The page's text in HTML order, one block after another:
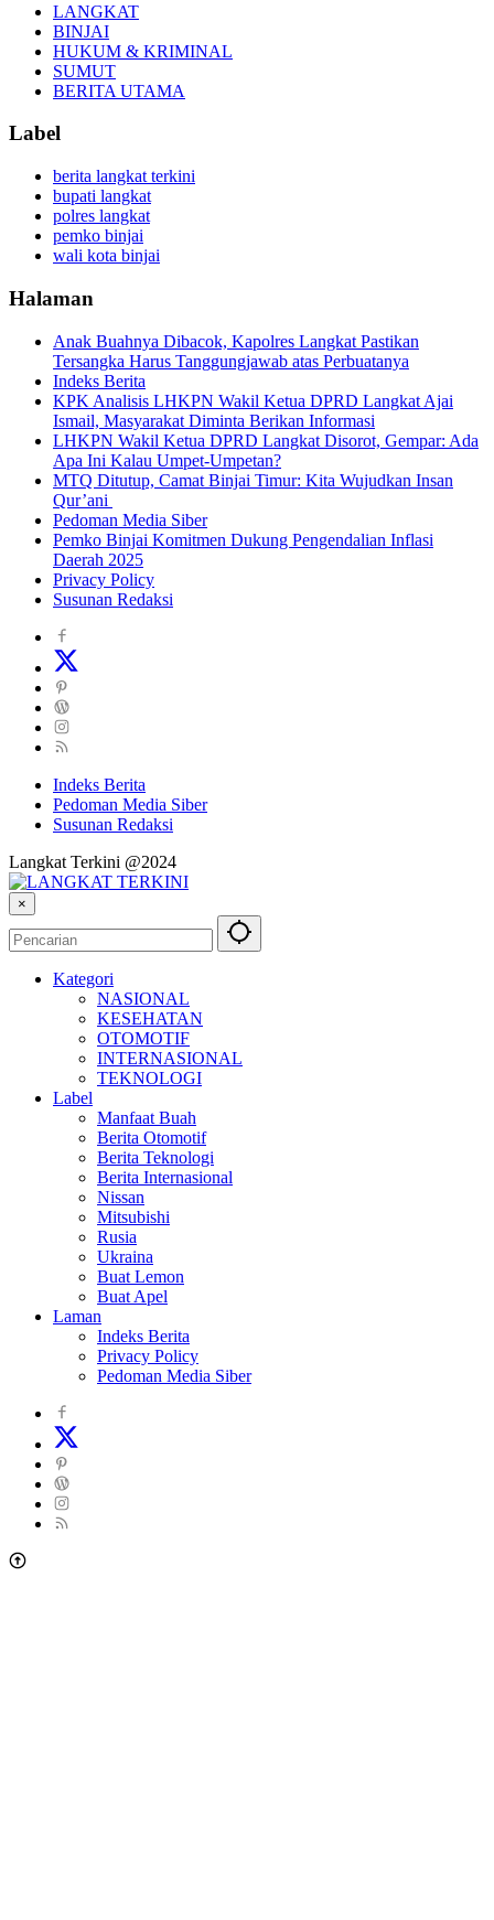
LANGKAT
BINJAI
HUKUM & KRIMINAL
SUMUT
BERITA UTAMA
Label
berita langkat terkini
bupati langkat
polres langkat
pemko binjai
wali kota binjai
Halaman
Anak Buahnya Dibacok, Kapolres Langkat Pastikan
Tersangka Harus Tanggungjawab atas Perbuatanya
Indeks Berita
KPK Analisis LHKPN Wakil Ketua DPRD Langkat Ajai
Ismail, Masyarakat Diminta Berikan Informasi
LHKPN Wakil Ketua DPRD Langkat Disorot, Gempar: Ada
Apa Ini Kalau Umpet-Umpetan?
MTQ Ditutup, Camat Binjai Timur: Kita Wujudkan Insan
Qur’ani
Pedoman Media Siber
Pemko Binjai Komitmen Dukung Pengendalian Inflasi
Daerah 2025
Privacy Policy
Susunan Redaksi
Indeks Berita
Pedoman Media Siber
Susunan Redaksi
Langkat Terkini @2024
×
Kategori
NASIONAL
KESEHATAN
OTOMOTIF
INTERNASIONAL
TEKNOLOGI
Label
Manfaat Buah
Berita Otomotif
Berita Teknologi
Berita Internasional
Nissan
Mitsubishi
Rusia
Ukraina
Buat Lemon
Buat Apel
Laman
Indeks Berita
Privacy Policy
Pedoman Media Siber